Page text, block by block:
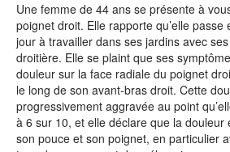
Une femme de 44 ans se présente à
poignet droit. Elle rapporte qu’elle
jour à travailler dans ses jardins avec
droitière. Elle se plaint que ses
douleur sur la face radiale du poignet
le long de son avant-bras droit. Cette
progressivement aggravée au point
à 6 sur 10, et elle déclare que la douleur
son pouce et son poignet, en particulier